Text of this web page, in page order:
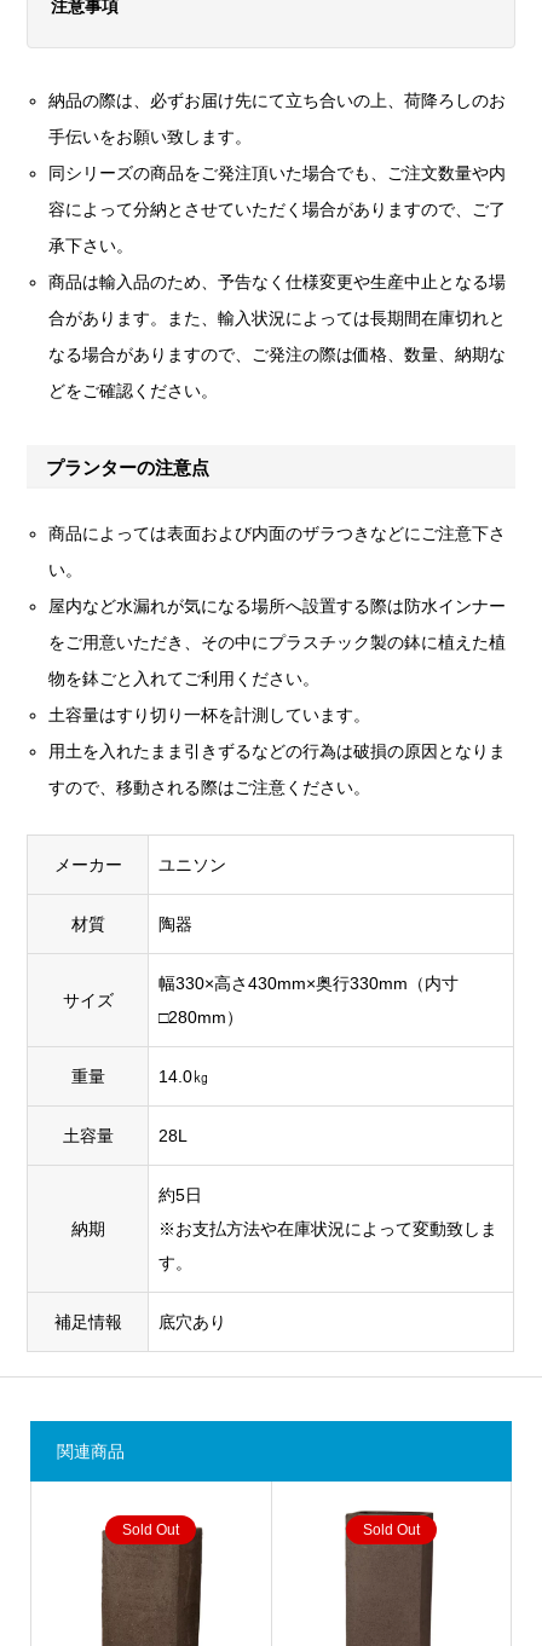
注意事項
納品の際は、必ずお届け先にて立ち合いの上、荷降ろしのお
手伝いをお願い致します。
同シリーズの商品をご発注頂いた場合でも、ご注文数量や内
容によって分納とさせていただく場合がありますので、ご了
承下さい。
商品は輸入品のため、予告なく仕様変更や生産中止となる場
合があります。また、輸入状況によっては長期間在庫切れと
なる場合がありますので、ご発注の際は価格、数量、納期な
どをご確認ください。
プランターの注意点
商品によっては表面および内面のザラつきなどにご注意下さ
い。
屋内など水漏れが気になる場所へ設置する際は防水インナー
をご用意いただき、その中にプラスチック製の鉢に植えた植
物を鉢ごと入れてご利用ください。
土容量はすり切り一杯を計測しています。
用土を入れたまま引きずるなどの行為は破損の原因となりま
すので、移動される際はご注意ください。
メーカー ユニソン
材質 陶器
サイズ
幅330×高さ430mm×奥行330mm（内寸
□280mm）
重量 14.0㎏
土容量 28L
納期
約5日
※お支払方法や在庫状況によって変動致しま
す。
補足情報 底穴あり
関連商品
Sold Out Sold Out